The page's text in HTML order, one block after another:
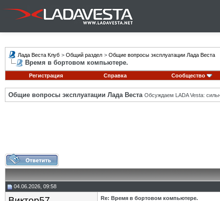
Лада Веста Клуб > Общий раздел > Общие вопросы эксплуатации Лада Веста
Время в бортовом компьютере.
Регистрация Справка Сообщество
Общие вопросы эксплуатации Лада Веста Обсуждаем LADA Vesta:
04.06.2026, 09:58
Re: Время в бортовом компьютере.